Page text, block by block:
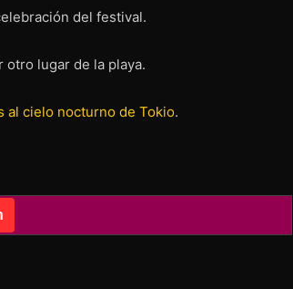
del festival.
lugar de la playa.
al cielo nocturno de Tokio.